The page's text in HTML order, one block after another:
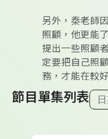
另外，秦老師
照顧，他更能
提出一些照顧
定要把自己照
務，才能在較
節目單集列表